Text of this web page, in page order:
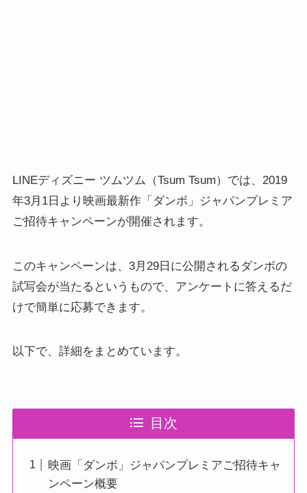
LINEディズニー ツムツム（Tsum Tsum）では、2019
年3月1日より映画最新作「ダンボ」ジャパンプレミア
ご招待キャンペーンが開催されます。
このキャンペーンは、3月29日に公開されるダンボの
試写会が当たるというもので、アンケートに答えるだ
けで簡単に応募できます。
以下で、詳細をまとめています。
目次
映画「ダンボ」ジャパンプレミアご招待キャ
ンペーン概要